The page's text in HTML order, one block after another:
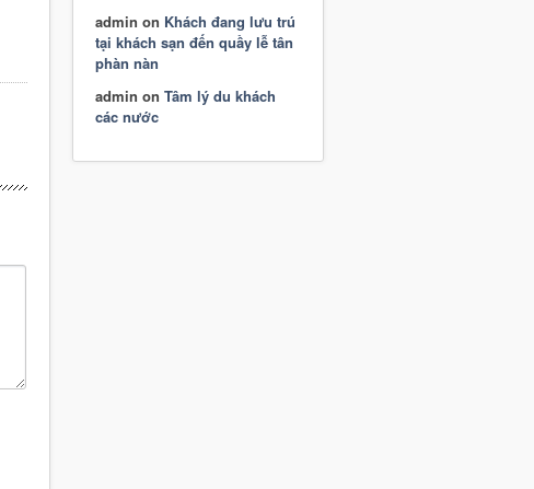
admin on Khách đang lưu trú
tại khách sạn đến quầy lễ tân
phàn nàn
admin on Tâm lý du khách
các nước